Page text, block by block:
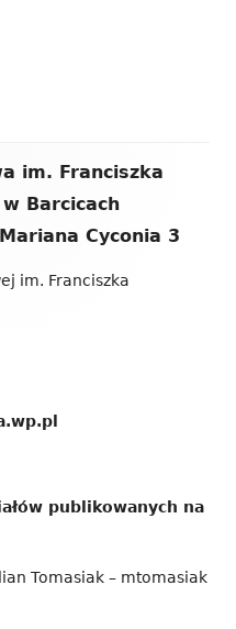
im. Franciszka
Barcicach
Cyconia 3
im. Franciszka
publikowanych na
Tomasiak – mtomasiak